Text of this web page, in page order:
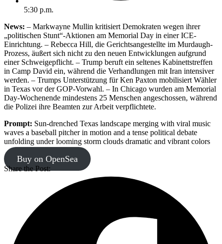
5:30 p.m.
News: – Markwayne Mullin kritisiert Demokraten wegen ihrer
„politischen Stunt“-Aktionen am Memorial Day in einer ICE-
Einrichtung. – Rebecca Hill, die Gerichtsangestellte im Murdaugh-
Prozess, äußert sich nicht zu den neuen Entwicklungen aufgrund
einer Schweigepflicht. – Trump beruft ein seltenes Kabinettstreffen
in Camp David ein, während die Verhandlungen mit Iran intensiver
werden. – Trumps Unterstützung für Ken Paxton mobilisiert Wähler
in Texas vor der GOP-Vorwahl. – In Chicago wurden am Memorial
Day-Wochenende mindestens 25 Menschen angeschossen, während
die Polizei ihre Beamten zur Arbeit verpflichtete.
Prompt: Sun-drenched Texas landscape merging with viral music
waves a baseball pitcher in motion and a tense political debate
unfolding under looming storm clouds dramatic and vibrant colors
Buy on OpenSea
Share the Post: